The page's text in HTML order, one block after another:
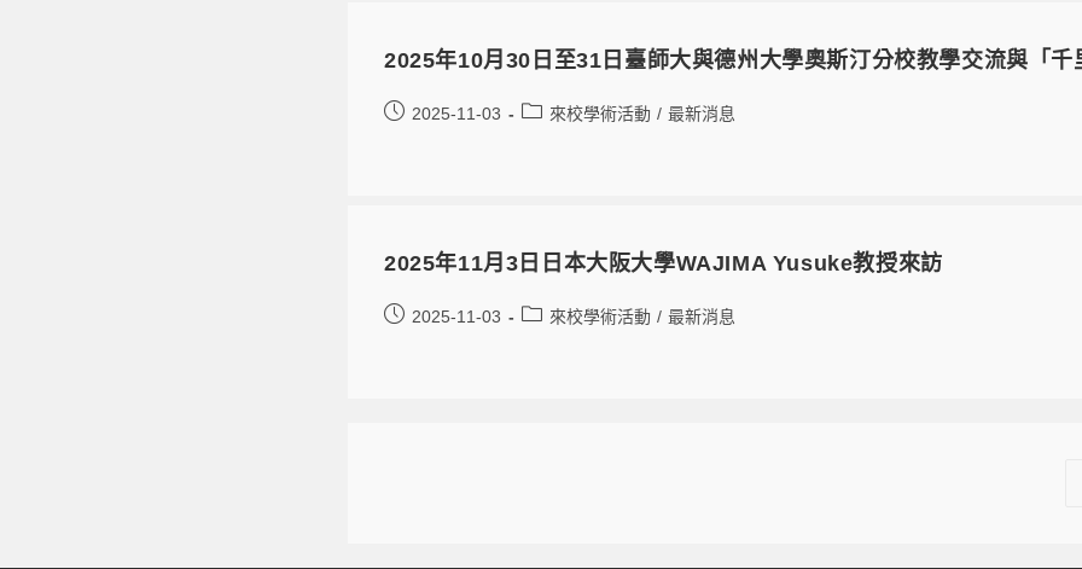
2025年10月30日至31日臺師大與德州大學奧斯汀分校教學交流與「千
2025-11-03 來校學術活動 / 最新消息
2025年11月3日日本大阪大學WAJIMA Yusuke教授來訪
2025-11-03 來校學術活動 / 最新消息